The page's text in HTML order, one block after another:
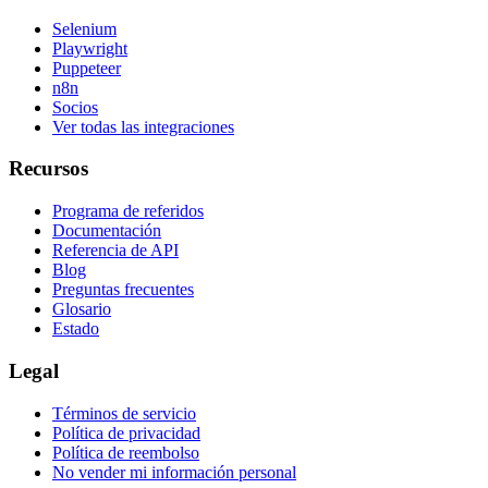
Selenium
Playwright
Puppeteer
n8n
Socios
Ver todas las integraciones
Recursos
Programa de referidos
Documentación
Referencia de API
Blog
Preguntas frecuentes
Glosario
Estado
Legal
Términos de servicio
Política de privacidad
Política de reembolso
No vender mi información personal